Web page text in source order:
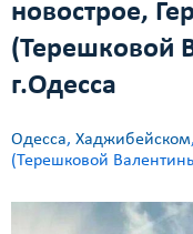
новострое,
(Терешковой
г.Одесса
Одесса, Хаджибейском
(Терешковой